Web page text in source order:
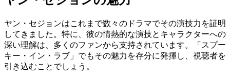
ヤン・セジョンはこれまで数々のドラマでその演技力を証明
してきました。特に、彼の情熱的な演技とキャラクターへの
深い理解は、多くのファンから支持されています。「スプー
キー・イン・ラブ」でもその魅力を存分に発揮し、視聴者を
引き込むことでしょう。